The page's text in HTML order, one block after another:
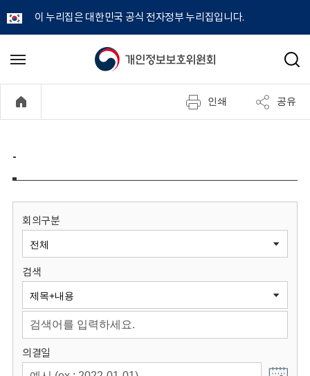
이 누리집은 대한민국 공식 전자정부 누리집입니다.
개
정
보
원
회
메
기
검
인쇄 공유
-
회의구분
검색
의결일